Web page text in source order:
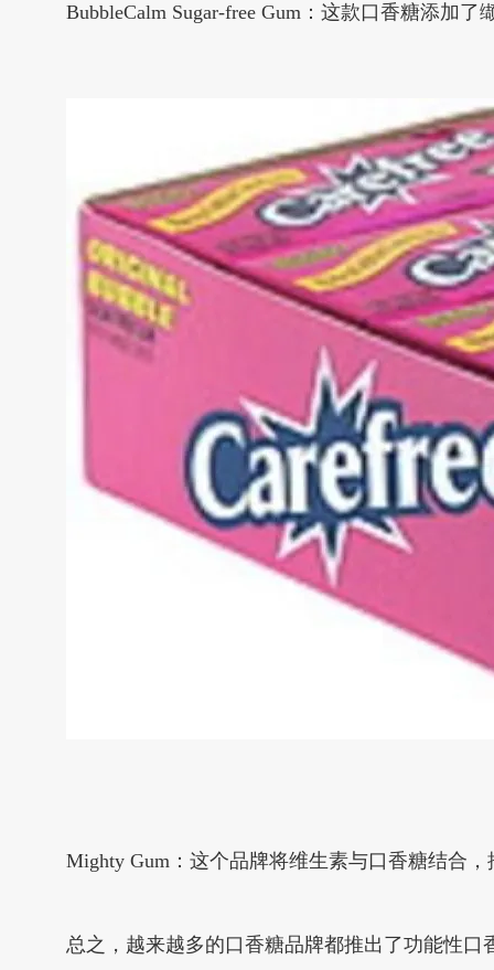
BubbleCalm Sugar-free Gum：这款口香糖添加
Mighty Gum：这个品牌将维生素与口香糖结合
总之，越来越多的口香糖品牌都推出了功能性